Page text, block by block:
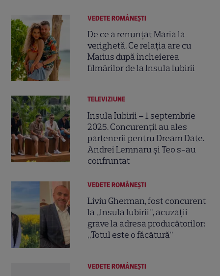
VEDETE ROMÂNEŞTI
De ce a renunțat Maria la
verighetă. Ce relația are cu
Marius după încheierea
filmărilor de la Insula Iubirii
TELEVIZIUNE
Insula Iubirii – 1 septembrie
2025. Concurenții au ales
partenerii pentru Dream Date.
Andrei Lemnaru și Teo s-au
confruntat
VEDETE ROMÂNEŞTI
Liviu Gherman, fost concurent
la „Insula Iubirii”, acuzații
grave la adresa producătorilor:
„Totul este o făcătură”
VEDETE ROMÂNEŞTI